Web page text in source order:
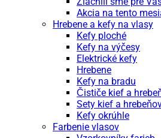
Akcia na tento
Hrebene a kefy na vlasy
Kefy ploché
Kefy na výčesy
Elektrické kefy
Hrebene
Kefy na bradu
Čističe kief a
Sety kief a
Kefy okrúhle
Farbenie vlasov